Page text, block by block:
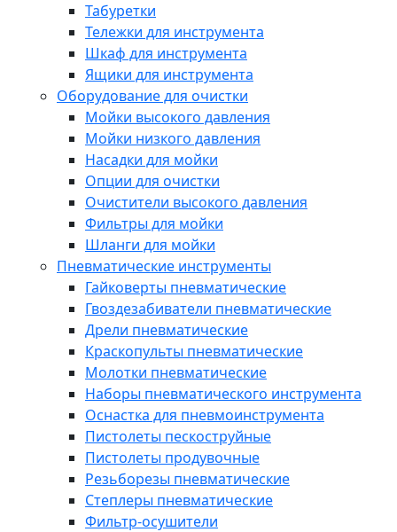
Табуретки
Тележки для инструмента
Шкаф для инструмента
Ящики для инструмента
Оборудование для очистки
Мойки высокого давления
Мойки низкого давления
Насадки для мойки
Опции для очистки
Очистители высокого давления
Фильтры для мойки
Шланги для мойки
Пневматические инструменты
Гайковерты пневматические
Гвоздезабиватели пневматические
Дрели пневматические
Краскопульты пневматические
Молотки пневматические
Наборы пневматического инструмента
Оснастка для пневмоинструмента
Пистолеты пескоструйные
Пистолеты продувочные
Резьборезы пневматические
Степлеры пневматические
Фильтр-осушители